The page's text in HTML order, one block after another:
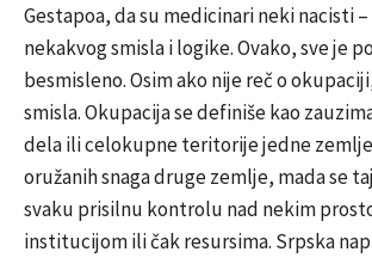
Gestapoa, da su medicinari neki nacisti
nekakvog smisla i logike. Ovako, sve je
besmisleno. Osim ako nije reč o
smisla. Okupacija se definiše kao
dela ili celokupne teritorije jedne
oružanih snaga druge zemlje, mada se
svaku prisilnu kontrolu nad nekim
institucijom ili čak resursima. Srpska